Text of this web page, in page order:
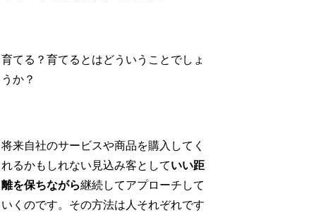
育てる？育てるとはどういうことでしょ
うか？
将来自社のサービスや商品を購入してく
れるかもしれない見込み客としていい距
離を保ちながら継続してアプローチして
いくのです。その方法は人それぞれです